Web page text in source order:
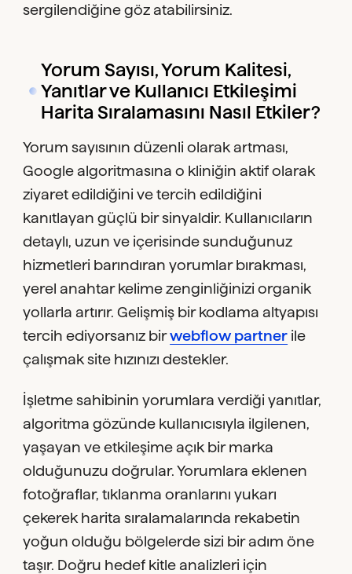
sergilendiğine göz atabilirsiniz.
Yorum Sayısı, Yorum Kalitesi,
Yanıtlar ve Kullanıcı Etkileşimi
Harita Sıralamasını Nasıl Etkiler?
Yorum sayısının düzenli olarak artması,
Google algoritmasına o kliniğin aktif olarak
ziyaret edildiğini ve tercih edildiğini
kanıtlayan güçlü bir sinyaldir. Kullanıcıların
detaylı, uzun ve içerisinde sunduğunuz
hizmetleri barındıran yorumlar bırakması,
yerel anahtar kelime zenginliğinizi organik
yollarla artırır. Gelişmiş bir kodlama altyapısı
tercih ediyorsanız birwebflow partner ile
çalışmak site hızınızı destekler.
İşletme sahibinin yorumlara verdiği yanıtlar,
algoritma gözünde kullanıcısıyla ilgilenen,
yaşayan ve etkileşime açık bir marka
olduğunuzu doğrular. Yorumlara eklenen
fotoğraflar, tıklanma oranlarını yukarı
çekerek harita sıralamalarında rekabetin
yoğun olduğu bölgelerde sizi bir adım öne
taşır. Doğru hedef kitle analizleri için